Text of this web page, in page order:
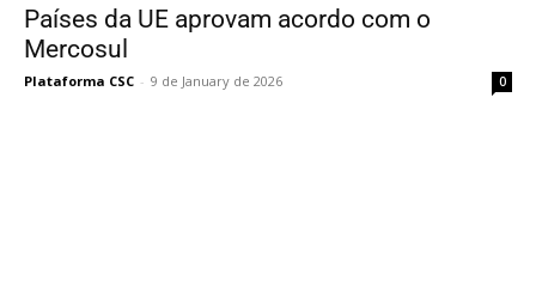
Países da UE aprovam acordo com o
Mercosul
Plataforma CSC - 9 de January de 2026 0